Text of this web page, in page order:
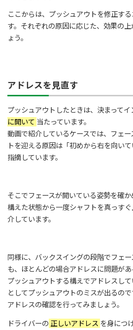
ここからは、プッシュアウトを修正す
す。それぞれの原因に応じた、効果の
ょう。
アドレスを見直す
プッシュアウトしたときは、決まってイ
に開いて 当たっています。
動画で紹介しているケースでは、フェ
トを迎える原因は「初めから右を向い
指摘しています。
そこでフェースが開いている姿勢を確
構えた状態から一度シャフトを真っす
介しています。
同様に、バックスイングの段階でフェ
も、ほとんどの場合アドレスに問題があ
プッシュアウトする構えでアドレスし
としてプッシュアウトのミスが出るので
アドレスの確認を行ってみましょう。
ドライバーの 正しいアドレス を身につ